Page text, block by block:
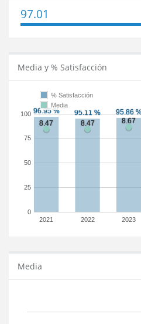
97.01
Media y % Satisfacción
2021 2022 2023
0
25
50
75
100
% Satisfacción
Media
Media